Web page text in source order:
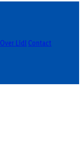
Over Lidl Contact